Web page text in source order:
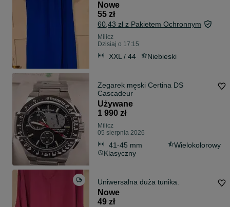
Nowe
55 zł
60,43 zł z Pakietem Ochronnym
Milicz
Dzisiaj o 17:15
XXL / 44 Niebieski
Zegarek męski Certina DS
Cascadeur
Używane
1 990 zł
Milicz
05 sierpnia 2026
41-45 mm
Wielokolorowy
Klasyczny
Uniwersalna duża tunika.
Nowe
49 zł